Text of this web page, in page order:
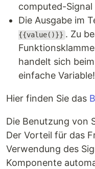
computed-Signal
Die Ausgabe im
{{value()}} . Zu
handelt sich
einfache Variable!
Hier finden Sie das
Die Benutzung von
Der Vorteil für das
Verwendung des
Komponente